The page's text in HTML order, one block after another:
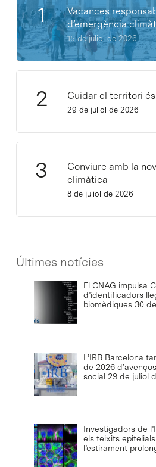
Vacances
d’emergència
15 de juliol de 2026
Cuidar el territori
29 de juliol de 2026
Conviure amb la
climàtica
8 de juliol de 2026
Últimes notícies
El CNAG impulsa
d’identificadors
biomèdiques 30
L’IRB Barcelona
de 2026
social 29 de juliol
Investigadors de
els teixits
l’estirament